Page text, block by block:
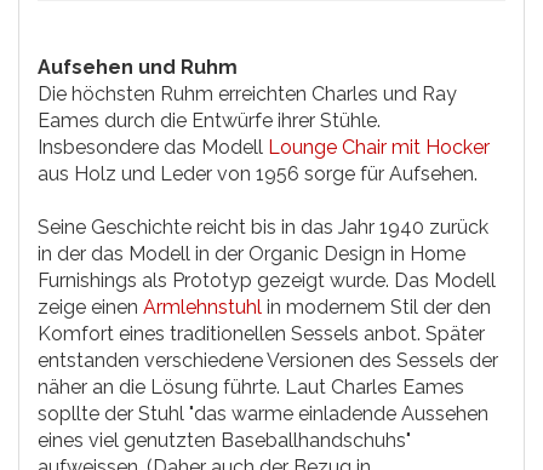
Aufsehen und Ruhm
Die höchsten Ruhm erreichten Charles und Ray
Eames durch die Entwürfe ihrer Stühle.
Insbesondere das Modell Lounge Chair mit Hocker
aus Holz und Leder von 1956 sorge für Aufsehen.
Seine Geschichte reicht bis in das Jahr 1940 zurück
in der das Modell in der Organic Design in Home
Furnishings als Prototyp gezeigt wurde. Das Modell
zeige einen Armlehnstuhl in modernem Stil der den
Komfort eines traditionellen Sessels anbot. Später
entstanden verschiedene Versionen des Sessels der
näher an die Lösung führte. Laut Charles Eames
sopllte der Stuhl "das warme einladende Aussehen
eines viel genutzten Baseballhandschuhs"